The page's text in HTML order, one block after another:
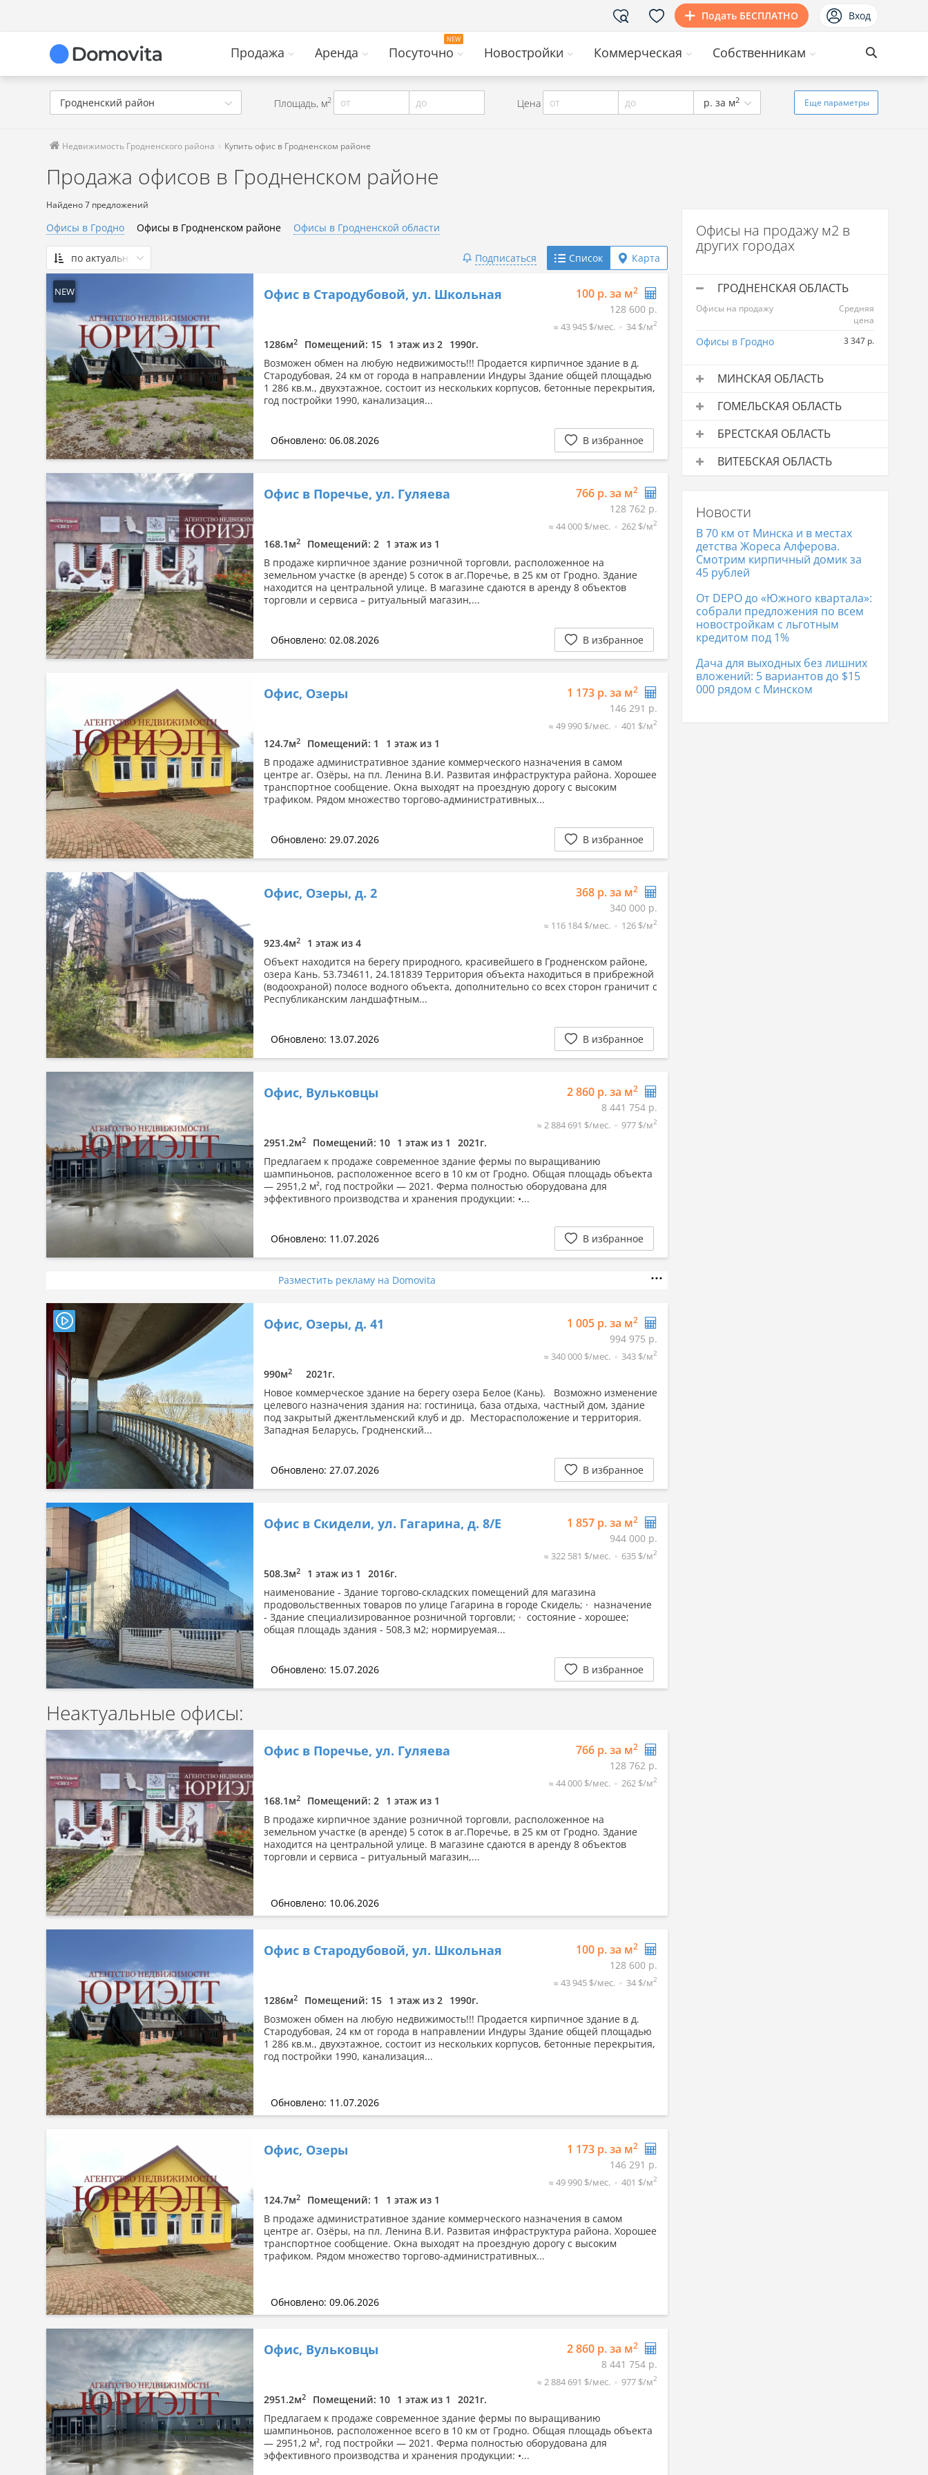
Подать БЕСПЛАТНО Вход
Продажа Аренда Посуточно Новостройки Коммерческая Собственникам
Гродненский район Площадь, м2 от до Цена от до р. за м2 Еще параметры
Недвижимость Гродненского района Купить офис в Гродненском районе
Продажа офисов в Гродненском районе
Найдено 7 предложений
Офисы в Гродно Офисы в Гродненском районе Офисы в Гродненской области
по актуальности
По актуальности
Сначала дешевые
Сначала дорогие
По площади: большая → малая
По площади: малая → большая
Подписаться Список Карта
NEW Офис в Стародубовой, ул. Школьная 100 р. за м2
128 600 р.
≈ 43 945 $/мес. 34 $/м2
1286м2 Помещений: 15 1 этаж из 2 1990г.
Возможен обмен на любую недвижимость!!! Продается кирпичное здание в д.
Стародубовая, 24 км от города в направлении Индуры Здание общей площадью
1 286 кв.м., двухэтажное, состоит из нескольких корпусов, бетонные перекрытия,
год постройки 1990, канализация...
Обновлено: 06.08.2026 В избранное
Офис в Поречье, ул. Гуляева 766 р. за м2
128 762 р.
≈ 44 000 $/мес. 262 $/м2
168.1м2 Помещений: 2 1 этаж из 1
В продаже кирпичное здание розничной торговли, расположенное на
земельном участке (в аренде) 5 соток в аг.Поречье, в 25 км от Гродно. Здание
находится на центральной улице. В магазине сдаются в аренду 8 объектов
торговли и сервиса – ритуальный магазин,...
Обновлено: 02.08.2026 В избранное
Офис, Озеры 1 173 р. за м2
146 291 р.
≈ 49 990 $/мес. 401 $/м2
124.7м2 Помещений: 1
1 этаж из 1
В продаже административное здание коммерческого назначения в самом
центре аг. Озёры, на пл. Ленина В.И. Развитая инфраструктура района. Хорошее
транспортное сообщение. Окна выходят на проездную дорогу с высоким
трафиком. Рядом множество торгово-административных...
Обновлено: 29.07.2026 В избранное
Офис, Озеры, д. 2 368 р. за м2
340 000 р.
≈ 116 184 $/мес. 126 $/м2
923.4м2
1 этаж из 4
Объект находится на берегу природного, красивейшего в Гродненском районе,
озера Кань. 53.734611, 24.181839 Территория объекта находиться в прибрежной
(водоохраной) полосе водного объекта, дополнительно со всех сторон граничит с
Республиканским ландшафтным...
Обновлено: 13.07.2026 В избранное
Офис, Вульковцы 2 860 р. за м2
8 441 754 р.
≈ 2 884 691 $/мес. 977 $/м2
2951.2м2 Помещений: 10 1 этаж из 1
2021г.
Предлагаем к продаже современное здание фермы по выращиванию
шампиньонов, расположенное всего в 10 км от Гродно. Общая площадь объекта
— 2951,2 м², год постройки — 2021. Ферма полностью оборудована для
эффективного производства и хранения продукции: •...
Обновлено: 11.07.2026 В избранное
Разместить рекламу на Domovita
Офис, Озеры, д. 41 1 005 р. за м2
994 975 р.
≈ 340 000 $/мес. 343 $/м2
990м2
2021г.
Новое коммерческое здание на берегу озера Белое (Кань). Возможно изменение
целевого назначения здания на: гостиница, база отдыха, частный дом, здание
под закрытый джентльменский клуб и др. Месторасположение и территория.
Западная Беларусь, Гродненский...
Обновлено: 27.07.2026 В избранное
Офис в Скидели, ул. Гагарина, д. 8/Е 1 857 р. за м2
944 000 р.
≈ 322 581 $/мес. 635 $/м2
508.3м2 1 этаж из 1
2016г.
наименование - Здание торгово-складских помещений для магазина
продовольственных товаров по улице Гагарина в городе Скидель; · назначение
- Здание специализированное розничной торговли; · состояние - хорошее;
общая площадь здания - 508,3 м2; нормируемая...
Обновлено: 15.07.2026 В избранное
Неактуальные офисы:
Офис в Поречье, ул. Гуляева 766 р. за м2
128 762 р.
≈ 44 000 $/мес. 262 $/м2
168.1м2 Помещений: 2 1 этаж из 1
В продаже кирпичное здание розничной торговли, расположенное на
земельном участке (в аренде) 5 соток в аг.Поречье, в 25 км от Гродно. Здание
находится на центральной улице. В магазине сдаются в аренду 8 объектов
торговли и сервиса – ритуальный магазин,...
Обновлено: 10.06.2026
Офис в Стародубовой, ул. Школьная 100 р. за м2
128 600 р.
≈ 43 945 $/мес. 34 $/м2
1286м2 Помещений: 15 1 этаж из 2 1990г.
Возможен обмен на любую недвижимость!!! Продается кирпичное здание в д.
Стародубовая, 24 км от города в направлении Индуры Здание общей площадью
1 286 кв.м., двухэтажное, состоит из нескольких корпусов, бетонные перекрытия,
год постройки 1990, канализация...
Обновлено: 11.07.2026
Офис, Озеры 1 173 р. за м2
146 291 р.
≈ 49 990 $/мес. 401 $/м2
124.7м2 Помещений: 1
1 этаж из 1
В продаже административное здание коммерческого назначения в самом
центре аг. Озёры, на пл. Ленина В.И. Развитая инфраструктура района. Хорошее
транспортное сообщение. Окна выходят на проездную дорогу с высоким
трафиком. Рядом множество торгово-административных...
Обновлено: 09.06.2026
Офис, Вульковцы 2 860 р. за м2
8 441 754 р.
≈ 2 884 691 $/мес. 977 $/м2
2951.2м2 Помещений: 10 1 этаж из 1
2021г.
Предлагаем к продаже современное здание фермы по выращиванию
шампиньонов, расположенное всего в 10 км от Гродно. Общая площадь объекта
— 2951,2 м², год постройки — 2021. Ферма полностью оборудована для
эффективного производства и хранения продукции: •...
Офисы на продажу м2 в
других городах
ГРОДНЕНСКАЯ ОБЛАСТЬ
Офисы на продажу
Средняя
цена
Офисы в Гродно 3 347 р.
МИНСКАЯ ОБЛАСТЬ
Офисы в Минске
ГОМЕЛЬСКАЯ ОБЛАСТЬ
Офисы в Гомеле
БРЕСТСКАЯ ОБЛАСТЬ
ВИТЕБСКАЯ ОБЛАСТЬ
Офисы в Витебске
Новости
В 70 км от Минска и в местах
детства Жореса Алферова.
Смотрим кирпичный домик за
45 рублей
От DEPO до «Южного квартала»:
собрали предложения по всем
новостройкам с льготным
кредитом под 1%
Дача для выходных без лишних
вложений: 5 вариантов до $15
000 рядом с Минском